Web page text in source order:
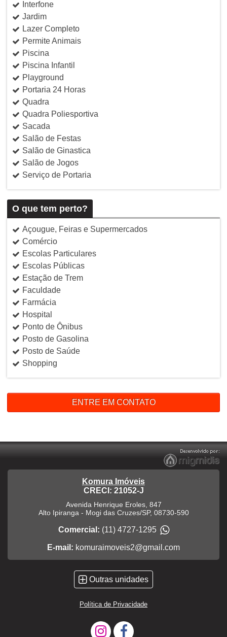
Interfone
Jardim
Lazer Completo
Permite Animais
Piscina
Piscina Infantil
Playground
Portaria 24 Horas
Quadra
Quadra Poliesportiva
Sacada
Salão de Festas
Salão de Ginastica
Salão de Jogos
Serviço de Portaria
O que tem perto?
Açougue, Feiras e Supermercados
Comércio
Escolas Particulares
Escolas Públicas
Estação de Trem
Faculdade
Farmácia
Hospital
Ponto de Ônibus
Posto de Gasolina
Posto de Saúde
Shopping
ENTRE EM CONTATO
Komura Imóveis
CRECI: 21052-J
Avenida Henrique Eroles, 847
Alto Ipiranga - Mogi das Cruzes/SP, 08730-590
Comercial: (11) 4727-1295
E-mail: komuraimoveis2@gmail.com
Outras unidades
Política de Privacidade